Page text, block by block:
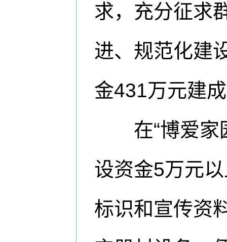
求，充分征求
进、规范化建
金431万元建
在“博爱家园
设资金5万元
标识和宣传资